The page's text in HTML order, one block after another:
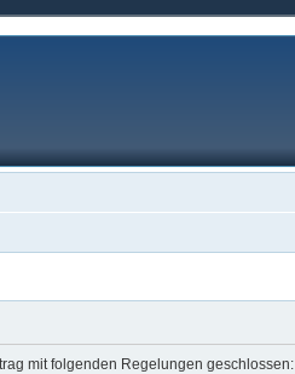
mit folgenden Regelungen geschlossen: